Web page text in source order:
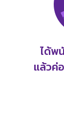
ได้พ
แล้วค่